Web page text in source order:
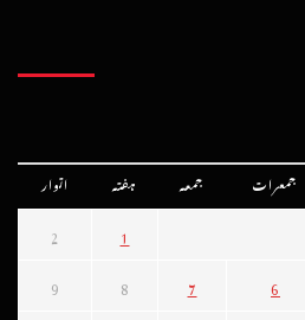
جمعرات جمعہ ہفتہ اتوار
1
2
6
7
8
9